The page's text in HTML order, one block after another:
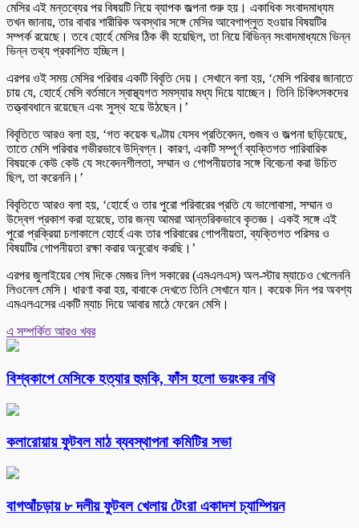
মেসির এই মন্তব্যের পর বিষয়টি নিয়ে ব্যাপক জল্পনা শুরু হয়। একাধিক সংবাদমাধ্যম
তখন জানায়, তার বাবার শারীরিক অবস্থার সঙ্গে মেসির আবেগাপ্লুত হওয়ার বিষয়টির
সম্পর্ক রয়েছে। তবে হোর্হে মেসির ঠিক কী হয়েছিল, তা নিয়ে বিভিন্ন সংবাদমাধ্যমে ভিন্ন
ভিন্ন তথ্য প্রকাশিত হচ্ছিল।
এরপর ওই সময় মেসির পরিবার একটি বিবৃতি দেয়। সেখানে বলা হয়, ‘মেসি পরিবার জানাতে
চায় যে, হোর্হে মেসি বর্তমানে স্বাস্থ্যগত সমস্যার মধ্য দিয়ে যাচ্ছেন। তিনি চিকিৎসকদের
তত্ত্বাবধানে রয়েছেন এবং সুস্থ হয়ে উঠছেন।’
বিবৃতিতে আরও বলা হয়, ‘গত কয়েক ঘণ্টায় যেসব প্রতিবেদন, গুজব ও জল্পনা ছড়িয়েছে,
তাতে মেসি পরিবার গভীরভাবে উদ্বিগ্ন। কারণ, একটি সম্পূর্ণ ব্যক্তিগত পারিবারিক
বিষয়কে কেউ কেউ যে সংবেদনশীলতা, সম্মান ও গোপনীয়তার সঙ্গে বিবেচনা করা উচিত
ছিল, তা করেননি।’
বিবৃতিতে আরও বলা হয়, ‘হোর্হে ও তার পুরো পরিবারের প্রতি যে ভালোবাসা, সম্মান ও
উদ্বেগ প্রকাশ করা হয়েছে, তার জন্য আমরা আন্তরিকভাবে কৃতজ্ঞ। একই সঙ্গে এই
পুরো প্রক্রিয়া চলাকালে হোর্হে এবং তার পরিবারের গোপনীয়তা, ব্যক্তিগত পরিসর ও
বিষয়টির গোপনীয়তা রক্ষা করার অনুরোধ করছি।’
এরপর জুলাইয়ের শেষ দিকে মেজর লিগ সকারের (এমএলএস) অল-স্টার ম্যাচেও খেলেননি
লিওনেল মেসি। ধারণা করা হয়, বাবাকে দেখতে তিনি সেখানে যান। কয়েক দিন পর অবশ্য
এমএলএসের একটি ম্যাচ দিয়ে আবার মাঠে ফেরেন মেসি।
এ সম্পর্কিত আরও খবর
বিশ্বকাপে মেসিকে হত্যার হুমকি, ফাঁস হলো ভয়ংকর নথি
কলারোয়ায় ফুটবল মাঠ ব্যবস্থাপনা কমিটির সভা
বাগআঁচড়ায় ৮ দলীয় ফুটবল খেলায় টেংরা একাদশ চ্যাম্পিয়ন